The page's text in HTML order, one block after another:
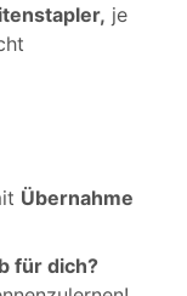
je
Übernahme
für dich?